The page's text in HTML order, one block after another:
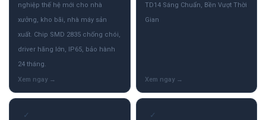
nghiệp thế hệ mới cho nhà
xưởng, kho bãi, nhà máy sản
xuất. Chip SMD 2835 chống chói,
driver hãng lớn, IP65, bảo hành
24 tháng.
TD14 Sáng Chuẩn, Bền Vượt Thời
Gian
✓ ✓